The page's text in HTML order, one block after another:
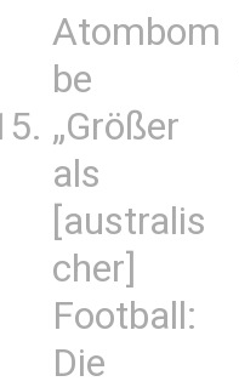
Atombom
be
„Größer
als
[australis
cher]
Football:
Die